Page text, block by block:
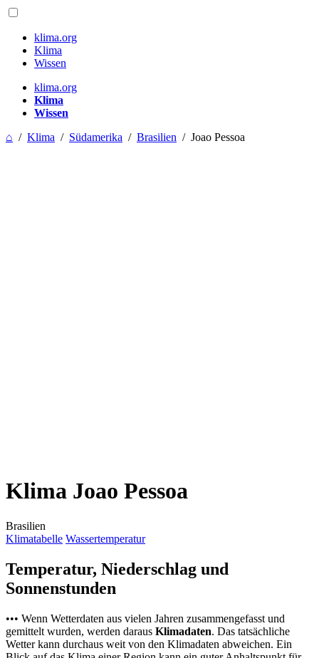
klima.org
Klima
Wissen
klima.org
Klima
Wissen
⌂ / Klima / Südamerika / Brasilien / Joao Pessoa
Klima Joao Pessoa
Brasilien
Klimatabelle Wassertemperatur
Temperatur, Niederschlag und
Sonnenstunden
••• Wenn Wetterdaten aus vielen Jahren zusammengefasst und
gemittelt wurden, werden daraus Klimadaten. Das tatsächliche
Wetter kann durchaus weit von den Klimadaten abweichen. Ein